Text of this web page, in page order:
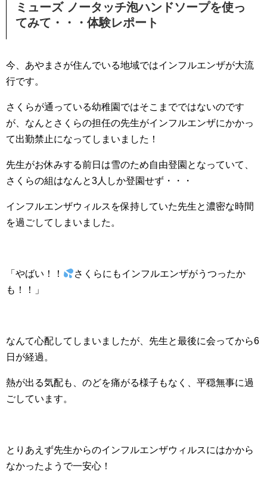
ミューズ ノータッチ泡ハンドソープを使っ
てみて・・・体験レポート
今、あやまさが住んでいる地域ではインフルエンザが大流
行です。
さくらが通っている幼稚園ではそこまでではないのです
が、なんとさくらの担任の先生がインフルエンザにかかっ
て出勤禁止になってしまいました！
先生がお休みする前日は雪のため自由登園となっていて、
さくらの組はなんと3人しか登園せず・・・
インフルエンザウィルスを保持していた先生と濃密な時間
を過ごしてしまいました。
「やばい！！
さくらにもインフルエンザがうつったか
も！！」
なんて心配してしまいましたが、先生と最後に会ってから6
日が経過。
熱が出る気配も、のどを痛がる様子もなく、平穏無事に過
ごしています。
とりあえず先生からのインフルエンザウィルスにはかから
なかったようで一安心！